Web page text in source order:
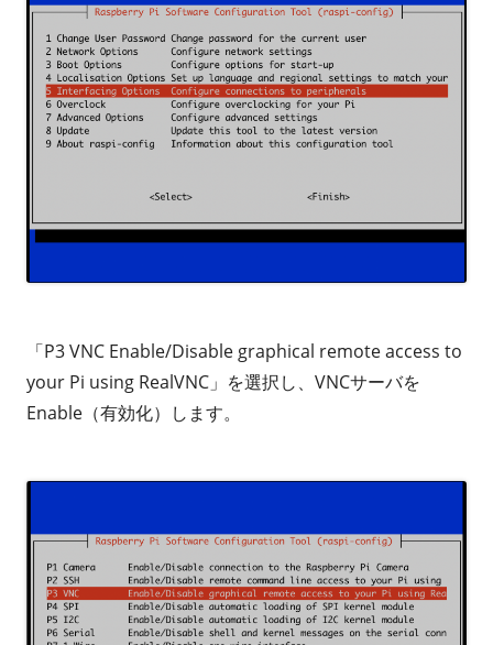
「P3 VNC Enable/Disable graphical remote access to
your Pi using RealVNC」を選択し、VNCサーバを
Enable（有効化）します。